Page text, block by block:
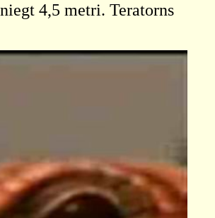
4,5 metri. Teratorns